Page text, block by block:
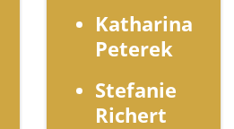
Katharina
Peterek
Stefanie
Richert